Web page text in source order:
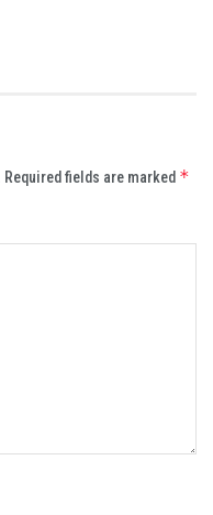
Required fields are marked *